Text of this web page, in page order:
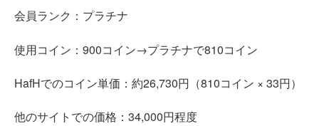
会員ランク：プラチナ
使用コイン：900コイン→プラチナで810コイン
HafHでのコイン単価：約26,730円（810コイン × 33円）
他のサイトでの価格：34,000円程度